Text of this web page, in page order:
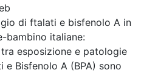
di ftalati e bisfenolo A in
bambino italiane:
esposizione e patologie
e Bisfenolo A (BPA) sono